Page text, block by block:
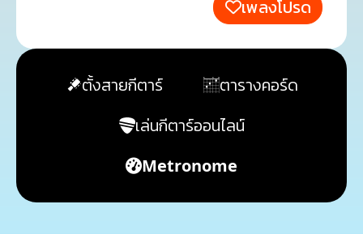
เพลงโปรด
ตั้งสายกีตาร์
ตารางคอร์ด
เล่นกีตาร์ออนไลน์
Metronome